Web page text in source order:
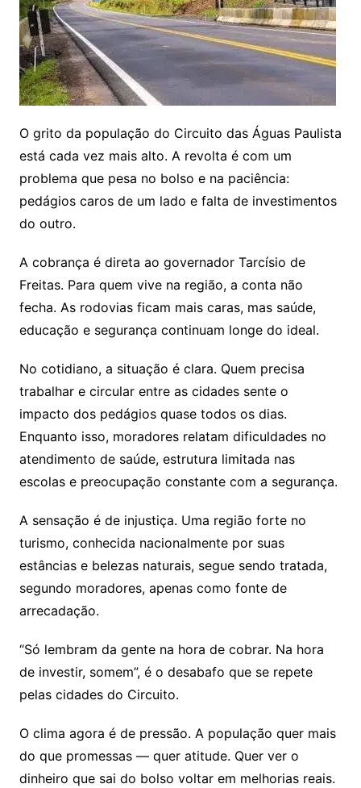
O grito da população do Circuito das Águas Paulista
está cada vez mais alto. A revolta é com um
problema que pesa no bolso e na paciência:
pedágios caros de um lado e falta de investimentos
do outro.
A cobrança é direta ao governador Tarcísio de
Freitas. Para quem vive na região, a conta não
fecha. As rodovias ficam mais caras, mas saúde,
educação e segurança continuam longe do ideal.
No cotidiano, a situação é clara. Quem precisa
trabalhar e circular entre as cidades sente o
impacto dos pedágios quase todos os dias.
Enquanto isso, moradores relatam dificuldades no
atendimento de saúde, estrutura limitada nas
escolas e preocupação constante com a segurança.
A sensação é de injustiça. Uma região forte no
turismo, conhecida nacionalmente por suas
estâncias e belezas naturais, segue sendo tratada,
segundo moradores, apenas como fonte de
arrecadação.
“Só lembram da gente na hora de cobrar. Na hora
de investir, somem”, é o desabafo que se repete
pelas cidades do Circuito.
O clima agora é de pressão. A população quer mais
do que promessas — quer atitude. Quer ver o
dinheiro que sai do bolso voltar em melhorias reais.